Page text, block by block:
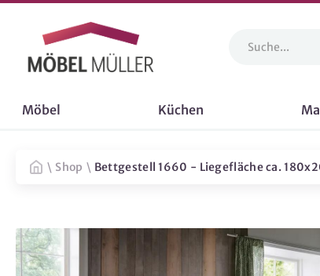
Möbel Küchen
\ Shop \ Bettgestell 1660 - Liegefläche ca.